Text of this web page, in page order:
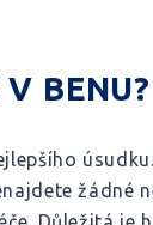
BENU?
žádné